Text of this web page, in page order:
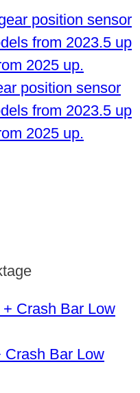
position sensor
from 2023.5 up
2025 up.
Crash Bar Low